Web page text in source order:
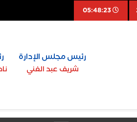
05:48:24
رئيس مجلس الإدارة
شريف عبد الغني